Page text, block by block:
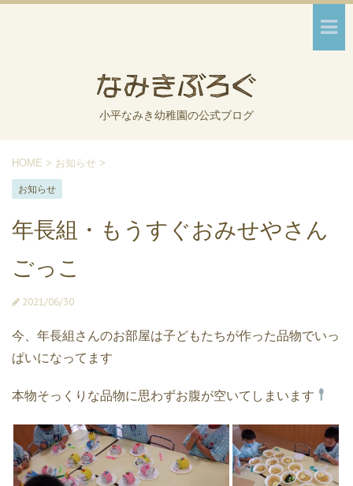
小平なみき幼稚園の公式ブログ
HOME > お知らせ >
お知らせ
年長組・もうすぐおみせやさん
ごっこ
2021/06/30
今、年長組さんのお部屋は子どもたちが作った品物でいっ
ぱいになってます
本物そっくりな品物に思わずお腹が空いてしまいます